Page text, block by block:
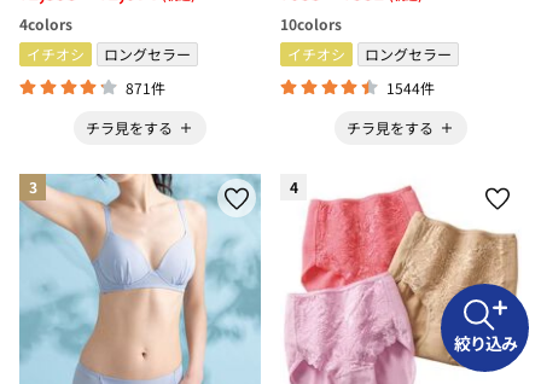
4colors
イチオシ
ロングセラー
871件
チラ見をする
10colors
イチオシ
ロングセラー
1544件
チラ見をする
3 4
絞り込み